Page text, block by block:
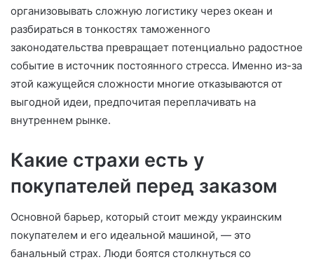
организовывать сложную логистику через океан и
разбираться в тонкостях таможенного
законодательства превращает потенциально радостное
событие в источник постоянного стресса. Именно из-за
этой кажущейся сложности многие отказываются от
выгодной идеи, предпочитая переплачивать на
внутреннем рынке.
Какие страхи есть у
покупателей перед заказом
Основной барьер, который стоит между украинским
покупателем и его идеальной машиной, — это
банальный страх. Люди боятся столкнуться со